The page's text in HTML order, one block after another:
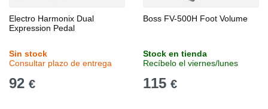
Electro Harmonix Dual
Expression Pedal
Sin stock
Consultar plazo de entrega
92 €
Boss FV-500H Foot Volume
Stock en tienda
Recíbelo el viernes/lunes
115 €